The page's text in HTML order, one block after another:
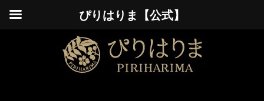
ぴりはりま【公式】